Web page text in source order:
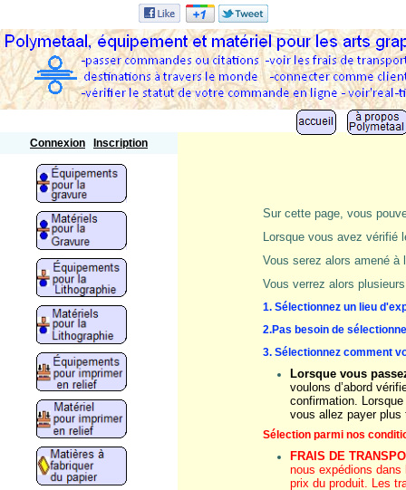
Connexion Inscription
Sur cette page, vous
Lorsque vous avez vérifié
Vous serez alors amené
Vous verrez alors
1. Sélectionnez un lieu
2.Pas besoin de
3. Sélectionnez comment
Lorsque vous
voulons d’abord
confirmation.
vous allez payer plus
Sélection parmi nos
FRAIS DE
nous expédions
prix du produit. Les